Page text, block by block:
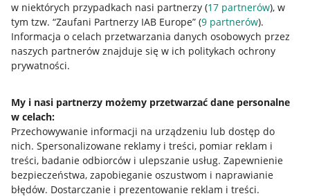
w niektórych przypadkach nasi partnerzy (17 partnerów), w
tym tzw. “Zaufani Partnerzy IAB Europe” (9 partnerów).
Informacja o celach przetwarzania danych osobowych przez
naszych partnerów znajduje się w ich politykach ochrony
prywatności.
My i nasi partnerzy możemy przetwarzać dane personalne
w celach:
Przechowywanie informacji na urządzeniu lub dostęp do
nich. Spersonalizowane reklamy i treści, pomiar reklam i
treści, badanie odbiorców i ulepszanie usług. Zapewnienie
bezpieczeństwa, zapobieganie oszustwom i naprawianie
błędów. Dostarczanie i prezentowanie reklam i treści.
Przydatne informacje
Jak to działa
Allegro Gadane dla sprzedających
Allegro Gadane dla kupujących
Mapa miejscowości